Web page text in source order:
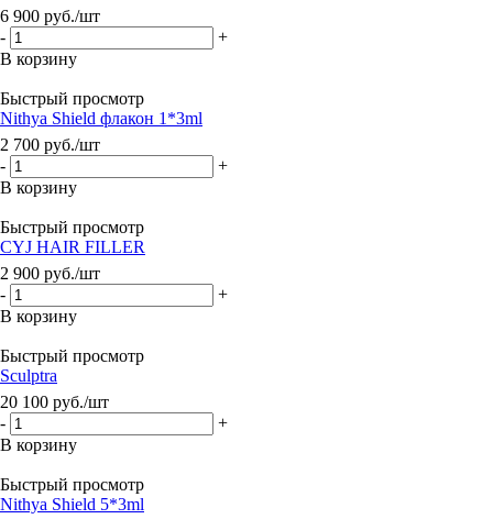
6 900 руб./шт
-
+
В корзину
Быстрый просмотр
Nithya Shield флакон 1*3ml
2 700 руб./шт
-
+
В корзину
Быстрый просмотр
CYJ HAIR FILLER
2 900 руб./шт
-
+
В корзину
Быстрый просмотр
Sculptra
20 100 руб./шт
-
+
В корзину
Быстрый просмотр
Nithya Shield 5*3ml